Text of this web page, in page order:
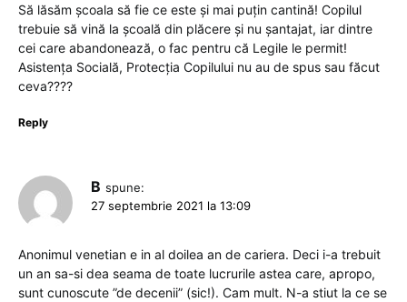
Să lăsăm școala să fie ce este și mai puțin cantină! Copilul
trebuie să vină la școală din plăcere și nu șantajat, iar dintre
cei care abandonează, o fac pentru că Legile le permit!
Asistența Socială, Protecția Copilului nu au de spus sau făcut
ceva????
Reply
B spune:
27 septembrie 2021 la 13:09
Anonimul venetian e in al doilea an de cariera. Deci i-a trebuit
un an sa-si dea seama de toate lucrurile astea care, apropo,
sunt cunoscute ”de decenii” (sic!). Cam mult. N-a stiut la ce se